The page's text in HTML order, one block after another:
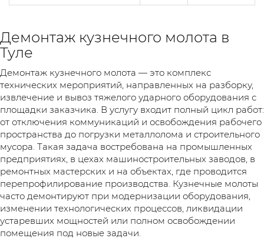
Демонтаж кузнечного молота в
Туле
Демонтаж кузнечного молота — это комплекс
технических мероприятий, направленных на разборку,
извлечение и вывоз тяжелого ударного оборудования с
площадки заказчика. В услугу входит полный цикл работ:
от отключения коммуникаций и освобождения рабочего
пространства до погрузки металлолома и строительного
мусора. Такая задача востребована на промышленных
предприятиях, в цехах машиностроительных заводов, в
ремонтных мастерских и на объектах, где проводится
перепрофилирование производства. Кузнечные молоты
часто демонтируют при модернизации оборудования,
изменении технологических процессов, ликвидации
устаревших мощностей или полном освобождении
помещения под новые задачи.